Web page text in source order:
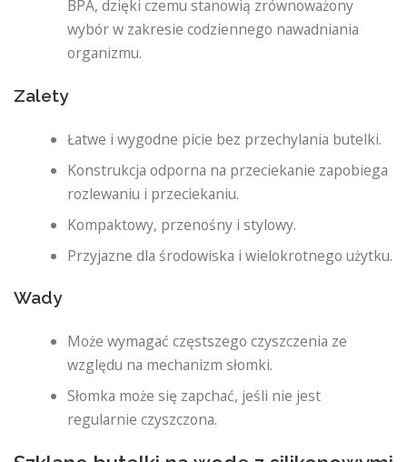
BPA, dzięki czemu stanowią zrównoważony
wybór w zakresie codziennego nawadniania
organizmu.
Zalety
Łatwe i wygodne picie bez przechylania butelki.
Konstrukcja odporna na przeciekanie zapobiega
rozlewaniu i przeciekaniu.
Kompaktowy, przenośny i stylowy.
Przyjazne dla środowiska i wielokrotnego użytku.
Wady
Może wymagać częstszego czyszczenia ze
względu na mechanizm słomki.
Słomka może się zapchać, jeśli nie jest
regularnie czyszczona.